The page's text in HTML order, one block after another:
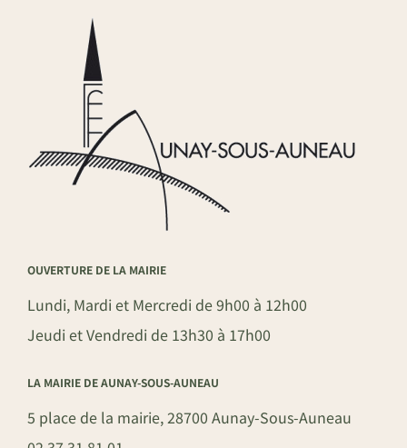
OUVERTURE DE LA MAIRIE
Lundi, Mardi et Mercredi de 9h00 à 12h00
Jeudi et Vendredi de 13h30 à 17h00
LA MAIRIE DE AUNAY-SOUS-AUNEAU
5 place de la mairie, 28700 Aunay-Sous-Auneau